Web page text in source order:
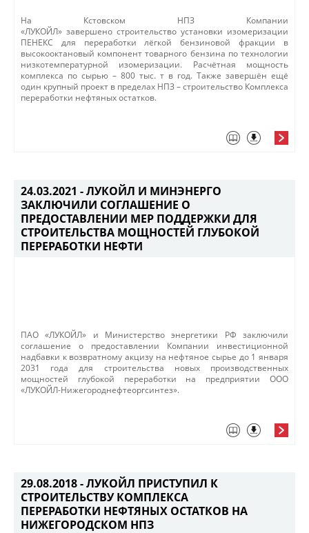
​На Кстовском НПЗ Компании
«ЛУКОЙЛ» завершено строительство установки изомеризации
ПЕНЕКС для переработки лёгкой бензиновой фракции в
высокооктановый компонент товарного бензина по ​технологии
низкотемпературной изомеризации. Расчётная мощность
комплекса по сырью – 800 тыс. т в год. Также завершён ещё
один крупный проект в пределах НПЗ – строительство Комплекса
переработки нефтяных остатков.
24.03.2021 -ЛУКОЙЛ И МИНЭНЕРГО
ЗАКЛЮЧИЛИ СОГЛАШЕНИЕ О
ПРЕДОСТАВЛЕНИИ МЕР ПОДДЕРЖКИ ДЛЯ
СТРОИТЕЛЬСТВА МОЩНОСТЕЙ ГЛУБОКОЙ
ПЕРЕРАБОТКИ НЕФТИ
ПАО «ЛУКОЙЛ» и Министерство энергетики РФ заключили
соглашение о предоставлении Компании инвестиционной
надбавки к возвратному акцизу на нефтяное сырье до 1 января
2031 года для строительства новых производственных
мощностей глубокой переработки на предприятии ООО
«ЛУКОЙЛ-Нижегороднефтеоргсинтез».
29.08.2018 -ЛУКОЙЛ ПРИСТУПИЛ К
СТРОИТЕЛЬСТВУ КОМПЛЕКСА
ПЕРЕРАБОТКИ НЕФТЯНЫХ ОСТАТКОВ НА
НИЖЕГОРОДСКОМ НПЗ